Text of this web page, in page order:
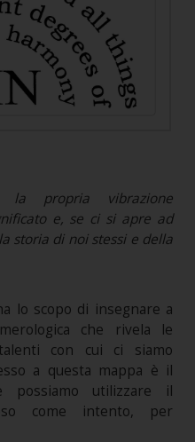
la propria vibrazione
e, se ci si apre ad
storia di noi stessi e della
lo scopo di insegnare a
che rivela le
con cui ci siamo
a questa mappa è il
possiamo utilizzare il
come intento, per